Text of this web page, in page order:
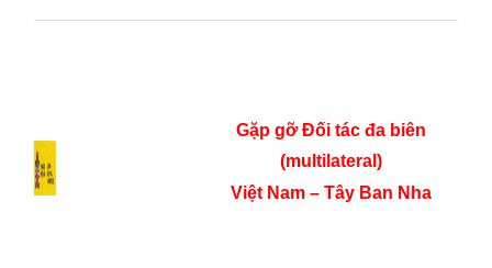
Gặp gỡ Đối tác đa biên
(multilateral)
Việt Nam – Tây Ban Nha